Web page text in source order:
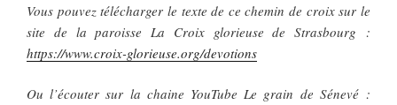
Vous pouvez télécharger le texte de ce chemin de croix sur le
site de la paroisse La Croix glorieuse de Strasbourg :
https://www.croix-glorieuse.org/devotions
Ou l’écouter sur la chaine YouTube Le grain de Sénevé :